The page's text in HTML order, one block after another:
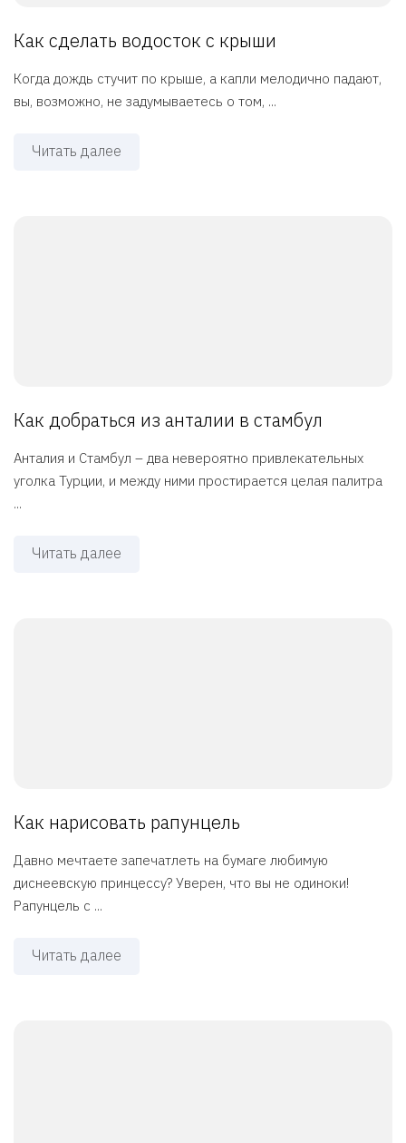
Как сделать водосток с крыши
Когда дождь стучит по крыше, а капли мелодично падают,
вы, возможно, не задумываетесь о том, ...
Читать далее
Как добраться из анталии в стамбул
Анталия и Стамбул – два невероятно привлекательных
уголка Турции, и между ними простирается целая палитра
...
Читать далее
Как нарисовать рапунцель
Давно мечтаете запечатлеть на бумаге любимую
диснеевскую принцессу? Уверен, что вы не одиноки!
Рапунцель с ...
Читать далее